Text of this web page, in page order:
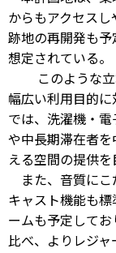
からもアクセス
跡地の再開発も
想定されている。
このような立
幅広い利用目的
では、洗濯機・
や中長期滞在者
える空間の提供を
また、音質にこ
キャスト機能も
ームも予定して
比べ、よりレジ